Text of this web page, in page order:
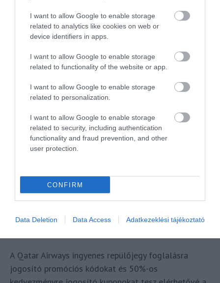
I want to allow Google to enable storage
related to analytics like cookies on web or
device identifiers in apps.
I want to allow Google to enable storage
related to functionality of the website or app.
I want to allow Google to enable storage
related to personalization.
I want to allow Google to enable storage
related to security, including authentication
functionality and fraud prevention, and other
user protection.
CONFIRM
Data Deletion Data Access Adatkezeklési tájékoztató
QATAR AIRWAYSTŐL
A Qatar Airways ingyenes repülőjegy foglalásra
jogosító promóciós kódokat és 50%-os